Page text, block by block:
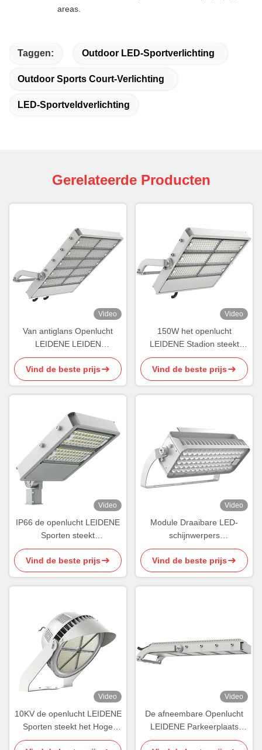
areas.
Taggen: Outdoor LED-Sportverlichting
Outdoor Sports Court-Verlichting
LED-Sportveldverlichting
Gerelateerde Producten
Video
Van antiglans Openlucht
LEIDENE LEIDEN
Sportenlichten 150W Hof
Lichte IK09
Vind de beste prijs
Video
150W het openlucht
LEIDENE Stadion steekt
Regelbare Draadloze
Controle Smart aan
Vind de beste prijs
Video
IP66 de openlucht LEIDENE
Sporten steekt
Asymmetrische Lens150w
LEIDENE Lichten aan
Vind de beste prijs
Video
Module Draaibare LED-
schijnwerpers
Gestroomlijnde LED-
buitensportverlichting
Vind de beste prijs
Video
10KV de openlucht LEIDENE
Sporten steekt het Hoge
Duurzame aan Licht van het
Video
De afneembare Openlucht
LEIDENE Parkeerplaats
steekt het Waterdichte